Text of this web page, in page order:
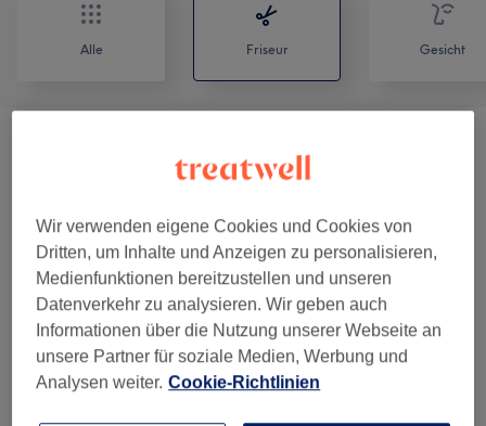
Alle Friseur Gesicht
6)
Damen - Coloration & Schnitt (7) ab 45 €
Damen - Coloration, Schnitt & Föhnen /
Glätten (12)
ab 75 €
Damen - Farbe & Coloration (zubuchbar)
Wir verwenden eigene Cookies und Cookies von
Dritten, um Inhalte und Anzeigen zu personalisieren,
Medienfunktionen bereitzustellen und unseren
Datenverkehr zu analysieren. Wir geben auch
Informationen über die Nutzung unserer Webseite an
unsere Partner für soziale Medien, Werbung und
Analysen weiter. Cookie-Richtlinien